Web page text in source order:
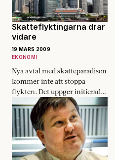
Skatteflyktingarna drar
vidare
19 MARS 2009
EKONOMI
Nya avtal med skatteparadisen
kommer inte att stoppa
flykten. Det uppger initierade
bankkällor.